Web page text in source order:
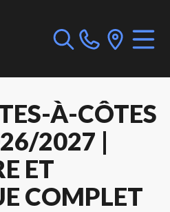
À-CÔTES
2027 |
ET
COMPLET